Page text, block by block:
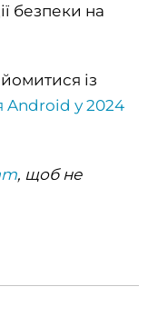
безпеки на
із
Android у 2024
, щоб не